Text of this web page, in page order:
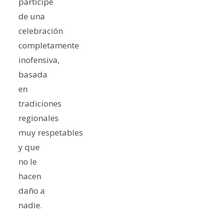
de una
celebración
completamente
inofensiva,
basada
en
tradiciones
regionales
muy respetables
y que
no le
hacen
daño a
nadie.